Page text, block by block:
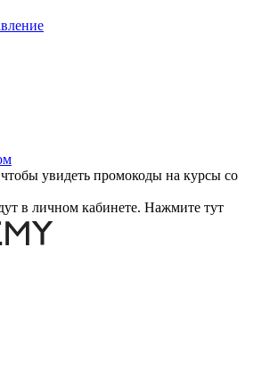
чтобы увидеть промокоды на курсы со
в личном кабинете. Нажмите тут